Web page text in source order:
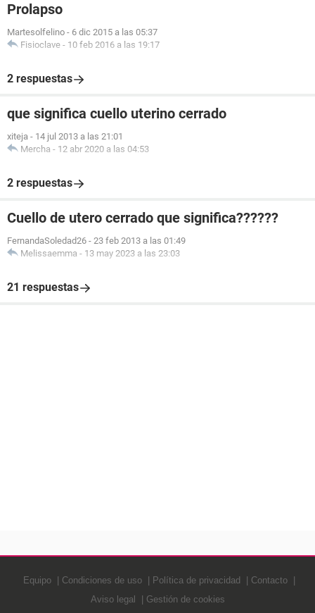
Prolapso
Martesolfelino - 6 dic 2015 a las 05:37
Fisioclave - 10 feb 2016 a las 19:17
2 respuestas
que significa cuello uterino cerrado
xiteja - 14 jul 2013 a las 21:01
Mercha - 12 abr 2020 a las 04:53
2 respuestas
Cuello de utero cerrado que significa??????
FernandaSoledad26 - 23 feb 2013 a las 01:49
Melissaemma - 13 may 2023 a las 23:03
21 respuestas
Equipo Condiciones de uso Política de privacidad
Contacto
Aviso legal
Gestión de cookies